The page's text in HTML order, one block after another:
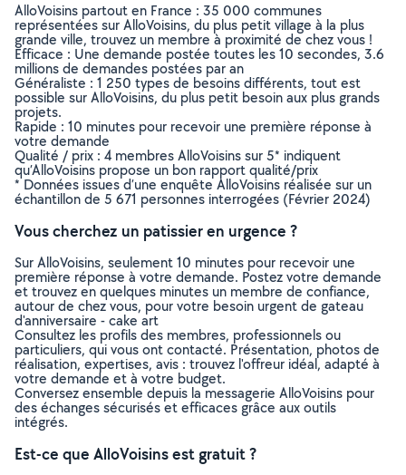
AlloVoisins partout en France : 35 000 communes
représentées sur AlloVoisins, du plus petit village à la plus
grande ville, trouvez un membre à proximité de chez vous !
Efficace : Une demande postée toutes les 10 secondes, 3.6
millions de demandes postées par an
Généraliste : 1 250 types de besoins différents, tout est
possible sur AlloVoisins, du plus petit besoin aux plus grands
projets.
Rapide : 10 minutes pour recevoir une première réponse à
votre demande
Qualité / prix : 4 membres AlloVoisins sur 5* indiquent
qu’AlloVoisins propose un bon rapport qualité/prix
* Données issues d’une enquête AlloVoisins réalisée sur un
échantillon de 5 671 personnes interrogées (Février 2024)
Vous cherchez un patissier en urgence ?
Sur AlloVoisins, seulement 10 minutes pour recevoir une
première réponse à votre demande. Postez votre demande
et trouvez en quelques minutes un membre de confiance,
autour de chez vous, pour votre besoin urgent de gateau
d'anniversaire - cake art
Consultez les profils des membres, professionnels ou
particuliers, qui vous ont contacté. Présentation, photos de
réalisation, expertises, avis : trouvez l'offreur idéal, adapté à
votre demande et à votre budget.
Conversez ensemble depuis la messagerie AlloVoisins pour
des échanges sécurisés et efficaces grâce aux outils
intégrés.
Est-ce que AlloVoisins est gratuit ?